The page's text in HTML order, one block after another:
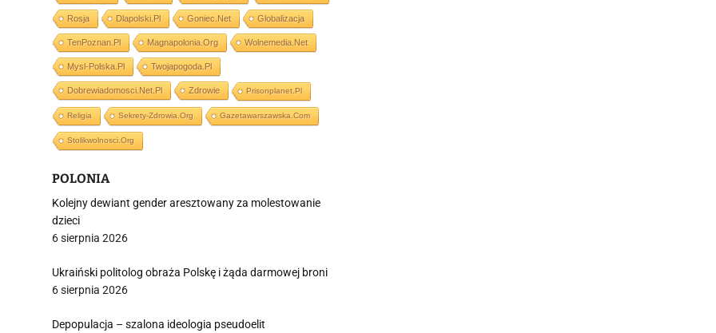
Rosja Dlapolski.pl Goniec.net Globalizacja
TenPoznan.pl Magnapolonia.org Wolnemedia.net
Mysl-Polska.pl Twojapogoda.pl
Dobrewiadomosci.net.pl Zdrowie Prisonplanet.pl
Religia Sekrety-Zdrowia.org Gazetawarszawska.com
Stolikwolnosci.org
POLONIA
Kolejny dewiant gender aresztowany za molestowanie
dzieci
6 sierpnia 2026
Ukraiński politolog obraża Polskę i żąda darmowej broni
6 sierpnia 2026
Depopulacja – szalona ideologia pseudoelit